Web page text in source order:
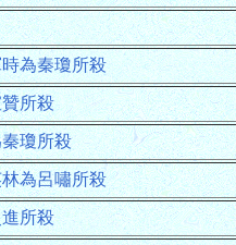
為秦瓊所殺
所殺
瓊所殺
為呂嘯所殺
所殺